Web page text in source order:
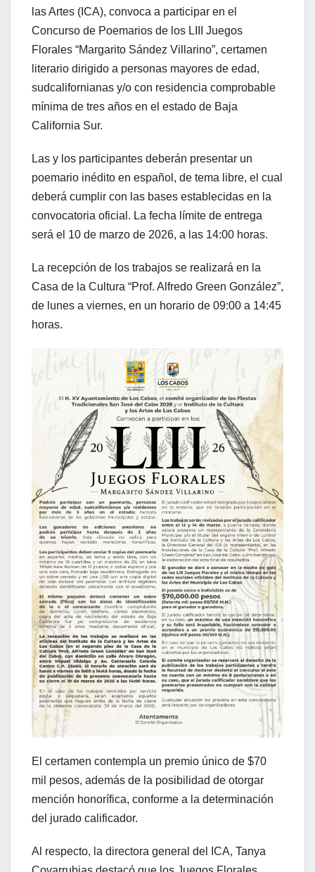
las Artes (ICA), convoca a participar en el
Concurso de Poemarios de los LIII Juegos
Florales “Margarito Sández Villarino”, certamen
literario dirigido a personas mayores de edad,
sudcalifornianas y/o con residencia comprobable
mínima de tres años en el estado de Baja
California Sur.
Las y los participantes deberán presentar un
poemario inédito en español, de tema libre, el cual
deberá cumplir con las bases establecidas en la
convocatoria oficial. La fecha límite de entrega
será el 10 de marzo de 2026, a las 14:00 horas.
La recepción de los trabajos se realizará en la
Casa de la Cultura “Prof. Alfredo Green González”,
de lunes a viernes, en un horario de 09:00 a 14:45
horas.
El certamen contempla un premio único de $70
mil pesos, además de la posibilidad de otorgar
mención honorífica, conforme a la determinación
del jurado calificador.
Al respecto, la directora general del ICA, Tanya